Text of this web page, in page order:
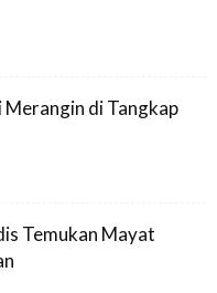
Merangin di Tangkap
Temukan Mayat